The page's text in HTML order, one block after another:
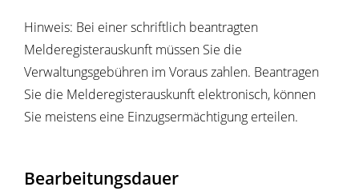
Hinweis: Bei einer schriftlich beantragten
Melderegisterauskunft müssen Sie die
Verwaltungsgebühren im Voraus zahlen. Beantragen
Sie die Melderegisterauskunft elektronisch, können
Sie meistens eine Einzugsermächtigung erteilen.
Bearbeitungsdauer